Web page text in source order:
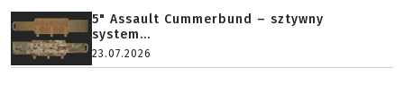
5" Assault Cummerbund – sztywny
system...
23.07.2026